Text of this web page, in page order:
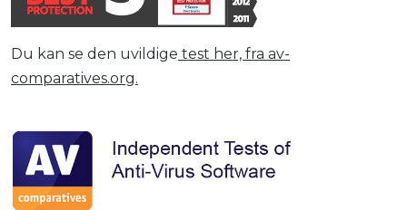
Du kan se den uvildige test her, fra av-
comparatives.org.